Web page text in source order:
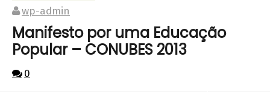
wp-admin
Manifesto por uma Educação
Popular – CONUBES 2013
0